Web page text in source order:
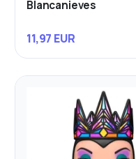
Blancanieves
11,97 EUR